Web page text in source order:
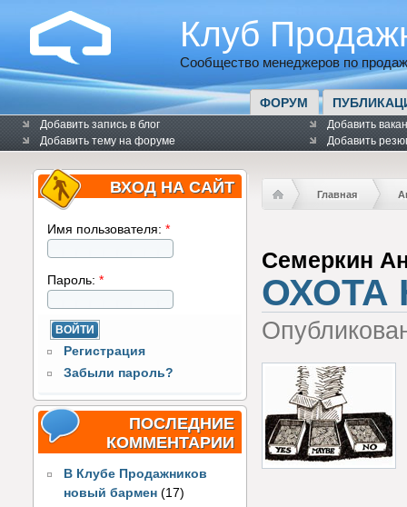
Клуб
Сообщество менеджеров по
ФОРУМ
Добавить запись в блог
Добавить тему на форуме
Добавить
Добавить
ВХОД НА САЙТ
Имя пользователя: *
Пароль: *
Регистрация
Забыли пароль?
ПОСЛЕДНИЕ
КОММЕНТАРИИ
В Клубе Продажников
новый бармен (17)
Главная
Семеркин
ОХОТА